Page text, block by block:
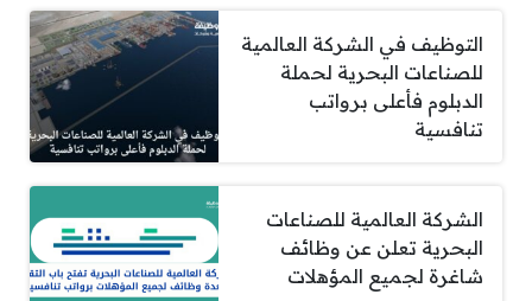
التوظيف في الشركة العالمية
للصناعات البحرية لحملة
الدبلوم فأعلى برواتب
تنافسية
الشركة العالمية للصناعات
البحرية تعلن عن وظائف
شاغرة لجميع المؤهلات